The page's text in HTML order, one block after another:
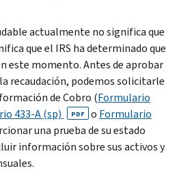
actualmente no significa que
que el IRS ha determinado que
este momento. Antes de aprobar
recaudación, podemos solicitarle
de Cobro (Formulario
433-A (sp) PDF o Formulario
una prueba de su estado
información sobre sus activos y